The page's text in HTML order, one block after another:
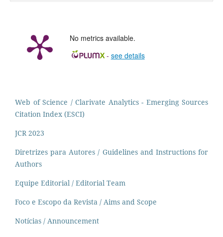
No metrics available.
- see details
Web of Science / Clarivate Analytics - Emerging Sources
Citation Index (ESCI)
JCR 2023
Diretrizes para Autores / Guidelines and Instructions for
Authors
Equipe Editorial / Editorial Team
Foco e Escopo da Revista / Aims and Scope
Notícias / Announcement